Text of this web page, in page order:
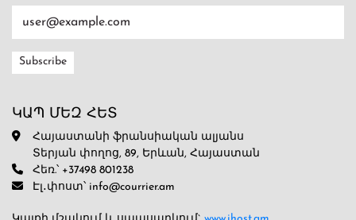
ԿԱՊ ՄԵԶ ՀԵՏ
Հայաստանի ֆրանսիական ալյանս
Տերյան փողոց, 89, Երևան, Հայաստան
Հեռ.՝ +37498 801238
Էլ․փոստ՝ info@courrier.am